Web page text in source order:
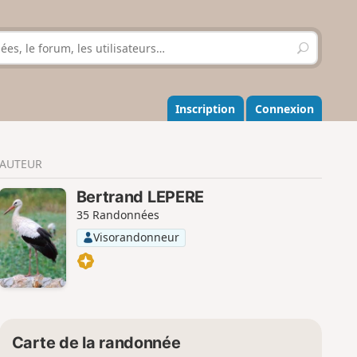
R
e
h
e
r
r
Inscription Connexion
AUTEUR
Bertrand LEPERE
35 Randonnées
Visorandonneur
Carte de la randonnée